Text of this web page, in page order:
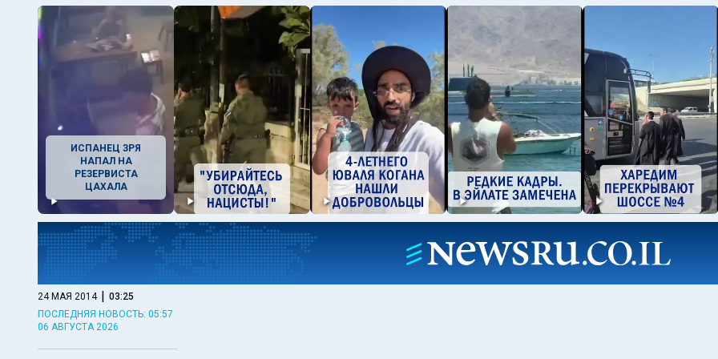
ИСПАНЕЦ ЗРЯ
НАПАЛ НА
РЕЗЕРВИСТА
ЦАХАЛА
24 МАЯ 2014 | 03:25
ПОСЛЕДНЯЯ НОВОСТЬ: 05:57
06 АВГУСТА 2026